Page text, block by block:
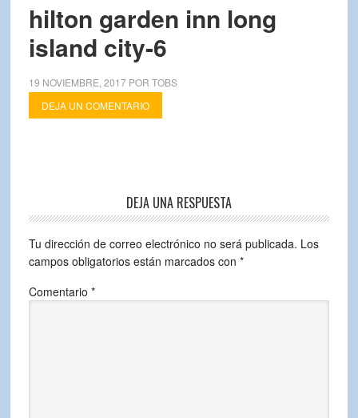
hilton garden inn long
island city-6
19 NOVIEMBRE, 2017POR TOBS
DEJA UN COMENTARIO
DEJA UNA RESPUESTA
Tu dirección de correo electrónico no será publicada. Los
campos obligatorios están marcados con *
Comentario *